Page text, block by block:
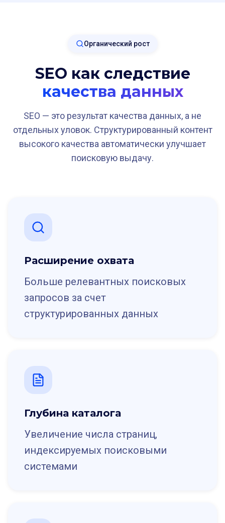
Органический рост
SEO как следствие
качества данных
SEO — это результат качества данных, а не
отдельных уловок. Структурированный контент
высокого качества автоматически улучшает
поисковую выдачу.
Расширение охвата
Больше релевантных поисковых
запросов за счет
структурированных данных
Глубина каталога
Увеличение числа страниц,
индексируемых поисковыми
системами